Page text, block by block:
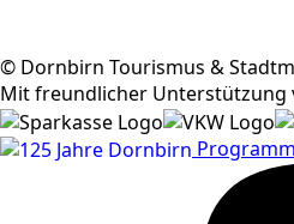
© Dornbirn Tourismus &
Mit freundlicher Unterstützung
Programm